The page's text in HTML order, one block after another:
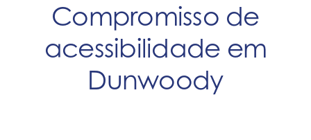
Compromisso de
acessibilidade em
Dunwoody